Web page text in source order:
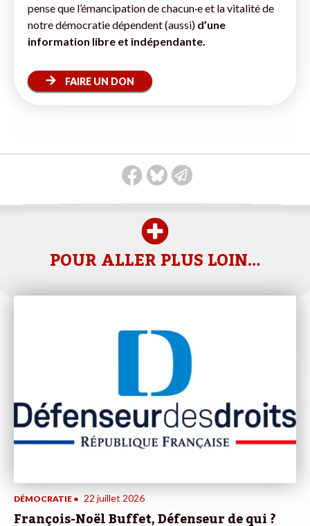
pense que l’émancipation de chacun·e et la vitalité de
notre démocratie dépendent (aussi) d’une
information libre et indépendante.
FAIRE UN DON
POUR ALLER PLUS LOIN…
DÉMOCRATIE • 22 juillet 2026
François-Noël Buffet, Défenseur de qui ?